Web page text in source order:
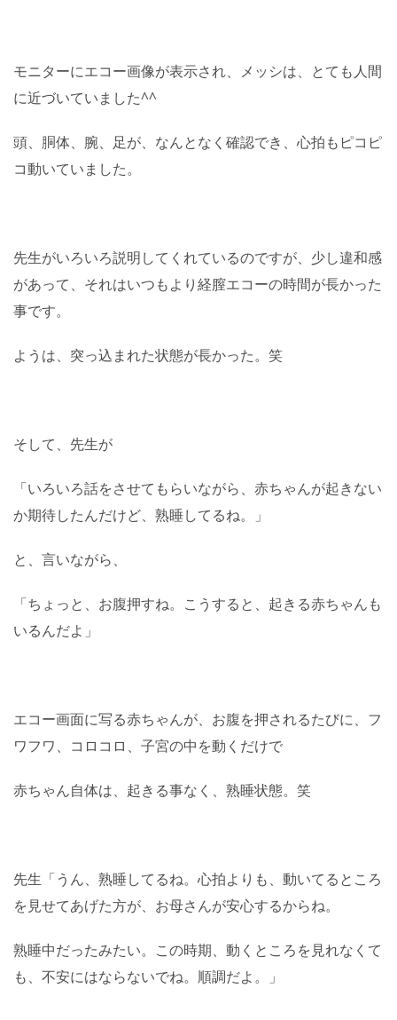
モニターにエコー画像が表示され、メッシは、とても人間
に近づいていました^^
頭、胴体、腕、足が、なんとなく確認でき、心拍もピコピ
コ動いていました。
先生がいろいろ説明してくれているのですが、少し違和感
があって、それはいつもより経膣エコーの時間が長かった
事です。
ようは、突っ込まれた状態が長かった。笑
そして、先生が
「いろいろ話をさせてもらいながら、赤ちゃんが起きない
か期待したんだけど、熟睡してるね。」
と、言いながら、
「ちょっと、お腹押すね。こうすると、起きる赤ちゃんも
いるんだよ」
エコー画面に写る赤ちゃんが、お腹を押されるたびに、フ
ワフワ、コロコロ、子宮の中を動くだけで
赤ちゃん自体は、起きる事なく、熟睡状態。笑
先生「うん、熟睡してるね。心拍よりも、動いてるところ
を見せてあげた方が、お母さんが安心するからね。
熟睡中だったみたい。この時期、動くところを見れなくて
も、不安にはならないでね。順調だよ。」